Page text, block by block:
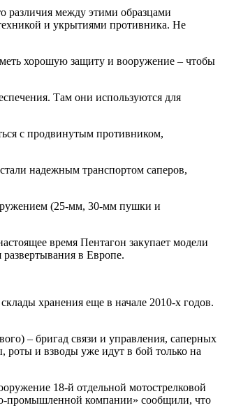
различия между этими образцами
и укрытиями противника. Не
хорошую защиту и вооружение – чтобы
Там они используются для
с продвинутым противником,
надежным транспортом саперов,
(25-мм, 30-мм пушки и
время Пентагон закупает модели
в Европе.
хранения еще в начале 2010-х годов.
– бригад связи и управления, саперных
роты и взводы уже идут в бой только на
18-й отдельной мотострелковой
промышленной компании» сообщили, что